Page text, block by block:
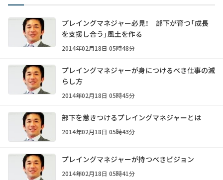
プレイングマネジャー必見！ 部下が育つ「成長
を支援し合う」風土を作る
2014年02月18日 05時48分
プレイングマネジャーが身につけるべき仕事の減
らし方
2014年02月18日 05時45分
部下を惹きつけるプレイングマネジャーとは
2014年02月18日 05時43分
プレイングマネジャーが持つべきビジョン
2014年02月18日 05時41分